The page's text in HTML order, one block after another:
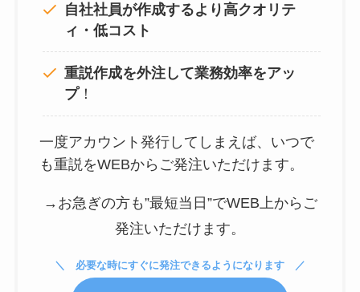
自社社員が作成するより高クオリテ
ィ・低コスト
重説作成を外注して業務効率をアッ
プ！
一度アカウント発行してしまえば、いつで
も重説をWEBからご発注いただけます。
→お急ぎの方も”最短当日”でWEB上からご
発注いただけます。
必要な時にすぐに発注できるようになります